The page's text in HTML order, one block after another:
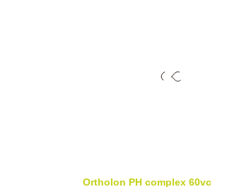
Ortholon PH complex 60vc